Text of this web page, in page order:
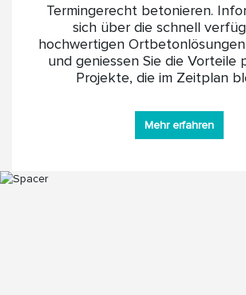
Termingerecht betonieren.
sich über die schnell
hochwertigen
und geniessen Sie die Vorteile
Projekte, die im Zeitplan
Mehr erfahren